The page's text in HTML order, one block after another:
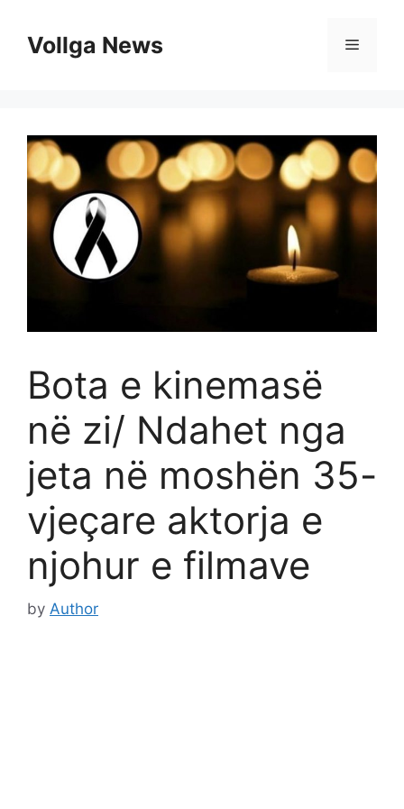
contentVollga News Menu
Bota e kinemasë
në zi/ Ndahet nga
jeta në moshën 35-
vjeçare aktorja e
njohur e filmave
by Author